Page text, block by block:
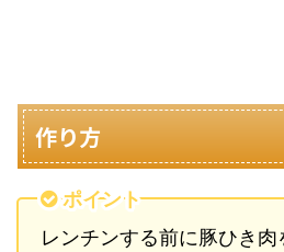
作り方
ポイント
レンチンする前に豚ひき